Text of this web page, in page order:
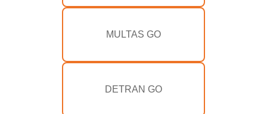
MULTAS GO
DETRAN GO